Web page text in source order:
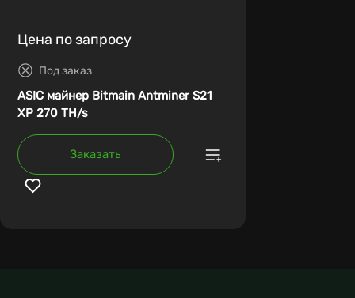
Цена по запросу
Под заказ
ASIC майнер Bitmain Antminer S21
XP 270 TH/s
Заказать